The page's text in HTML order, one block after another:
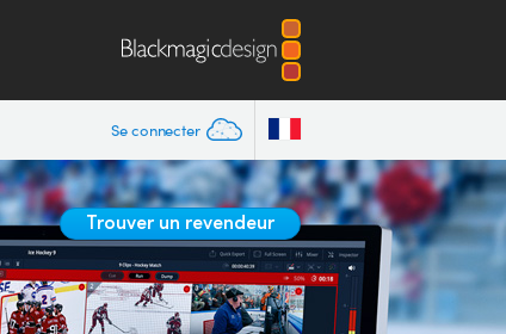
Se connecter
Trouver un revendeur